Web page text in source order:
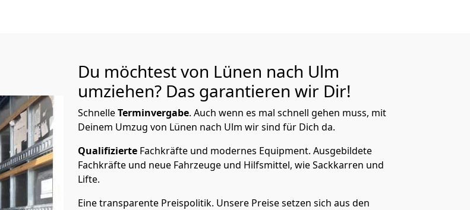
Du möchtest von Lünen nach Ulm
umziehen? Das garantieren wir Dir!
SchnelleTerminvergabe. Auch wenn es mal schnell gehen muss, mit
Deinem Umzug von Lünen nach Ulm wir sind für Dich da.
Qualifizierte Fachkräfte und modernes Equipment. Ausgebildete
Fachkräfte und neue Fahrzeuge und Hilfsmittel, wie Sackkarren und
Lifte.
Eine transparente Preispolitik. Unsere Preise setzen sich aus den